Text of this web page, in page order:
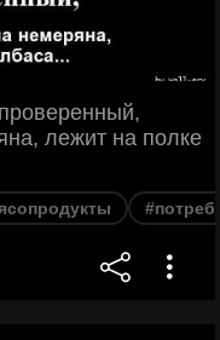
лежит на полке